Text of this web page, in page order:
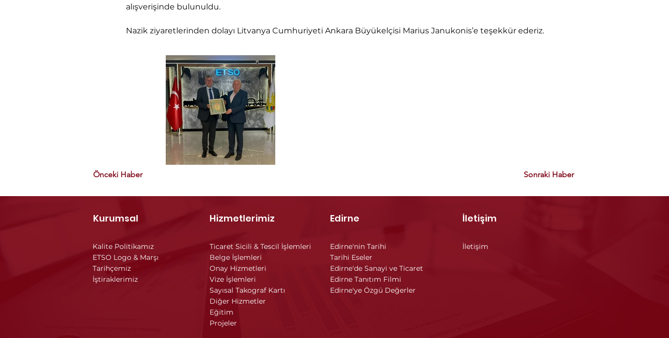
alışverişinde bulunuldu.
Nazik ziyaretlerinden dolayı Litvanya Cumhuriyeti Ankara Büyükelçisi Marius Janukonis’e teşekkür ederiz.
Önceki Haber Sonraki Haber
Kurumsal Hizmetlerimiz Edirne
Kalite Politikamız
ETSO Logo & Marşı
Tarihçemiz
İştiraklerimiz
Ticaret Sicili & Tescil İşlemleri
Belge İşlemleri
Onay Hizmetleri
Vize İşlemleri
Sayısal Takograf Kartı
Diğer Hizmetler
Eğitim
Projeler
Edirne'nin Tarihi
Tarihi Eseler
Edirne'de Sanayi ve Ticaret
Edirne Tanıtım Filmi
Edirne'ye Özgü Değerler
İletişim
İletişim